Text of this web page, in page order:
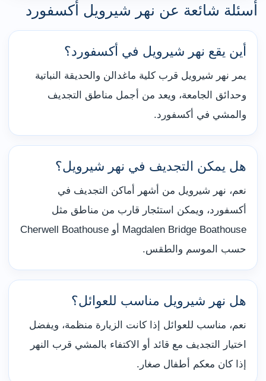
أسئلة شائعة عن نهر شيرويل أكسفورد
أين يقع نهر شيرويل في أكسفورد؟
يمر نهر شيرويل قرب كلية ماغدالن والحديقة النباتية
وحدائق الجامعة، ويعد من أجمل مناطق التجديف
والمشي في أكسفورد.
هل يمكن التجديف في نهر شيرويل؟
نعم، نهر شيرويل من أشهر أماكن التجديف في
أكسفورد، ويمكن استئجار قارب من مناطق مثل
Magdalen Bridge Boathouse أو Cherwell Boathouse
حسب الموسم والطقس.
هل نهر شيرويل مناسب للعوائل؟
نعم، مناسب للعوائل إذا كانت الزيارة منظمة، ويفضل
اختيار التجديف مع قائد أو الاكتفاء بالمشي قرب النهر
إذا كان معكم أطفال صغار.